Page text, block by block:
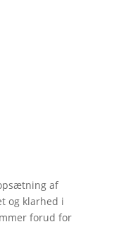
af
og klarhed i
forud for